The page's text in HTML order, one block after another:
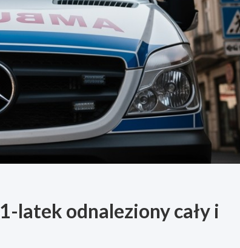
latek odnaleziony cały i